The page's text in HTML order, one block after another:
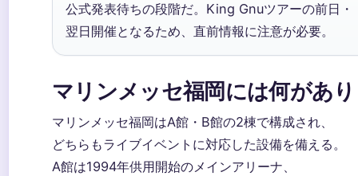
公式発表待ちの段階だ。King Gnuツアーの前日・
翌日開催となるため、直前情報に注意が必要。
マリンメッセ福岡には何があ
マリンメッセ福岡はA館・B館の2棟で構成され、
どちらもライブイベントに対応した設備を備える。
A館は1994年供用開始のメインアリーナ、